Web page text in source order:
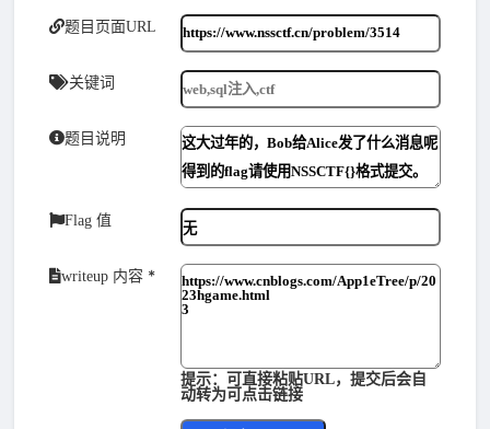
题目页面URL
关键词
题目说明
Flag 值
writeup 内容 *
提示：可直接粘贴URL，提交后会自
动转为可点击链接